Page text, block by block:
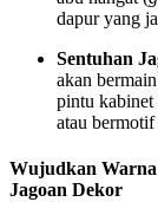
dapur yang
Sentuhan
akan
pintu kabinet
atau bermotif
Wujudkan Warna
Jagoan Dekor